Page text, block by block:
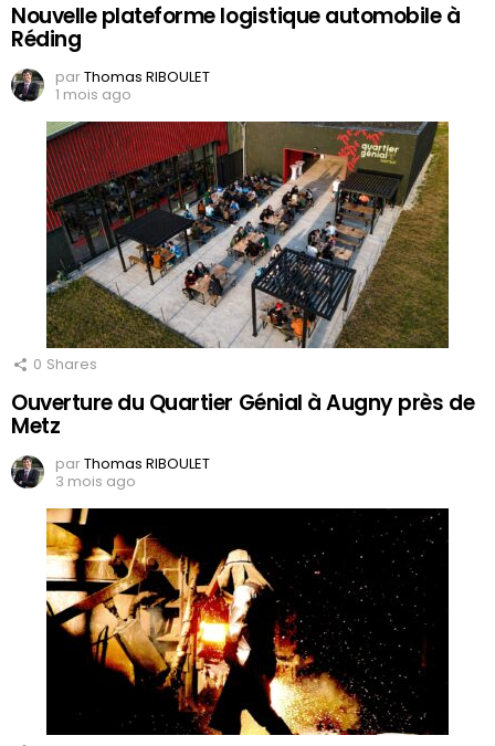
Nouvelle plateforme logistique automobile à
Réding
parThomas RIBOULET
1 mois ago
0 Shares
Ouverture du Quartier Génial à Augny près de
Metz
parThomas RIBOULET
3 mois ago